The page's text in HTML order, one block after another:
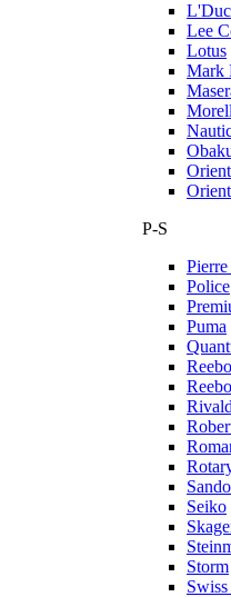
Lee
Lotus
Mark
Orient
P-S
Police
Puma
Seiko
Storm